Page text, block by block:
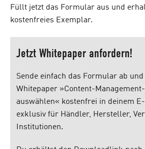
Füllt jetzt das Formular aus und
kostenfreies Exemplar.